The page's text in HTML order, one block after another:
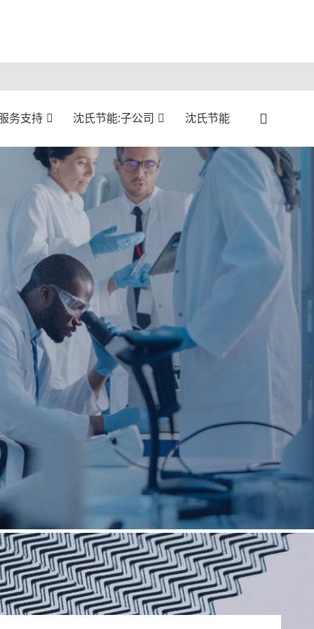
务支持 沈氏节能:子公司 沈氏节能